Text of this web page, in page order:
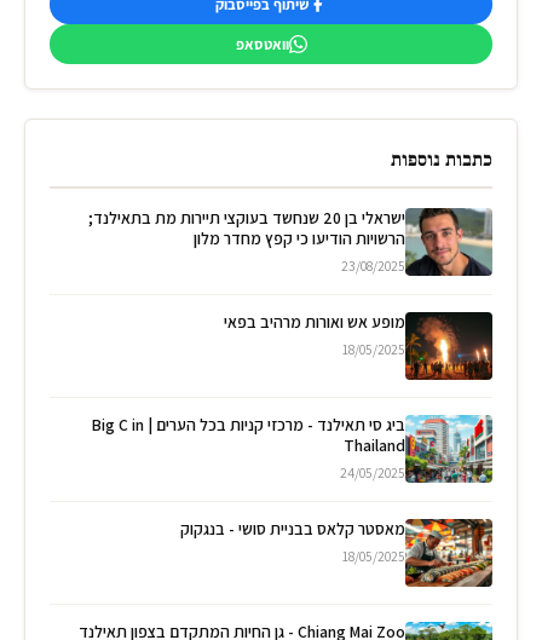
וואטסאפ
כתבות נוספות
ישראלי בן 20 שנחשד בעוקצי תיירות מת בתאילנד;
הרשויות הודיעו כי קפץ מחדר מלון
23/08/2025
מופע אש ואורות מרהיב בפאי
18/05/2025
ביג סי תאילנד - מרכזי קניות בכל הערים | Big C in
Thailand
24/05/2025
מאסטר קלאס בבניית סושי - בנגקוק
18/05/2025
Chiang Mai Zoo - גן החיות המתקדם בצפון תאילנד